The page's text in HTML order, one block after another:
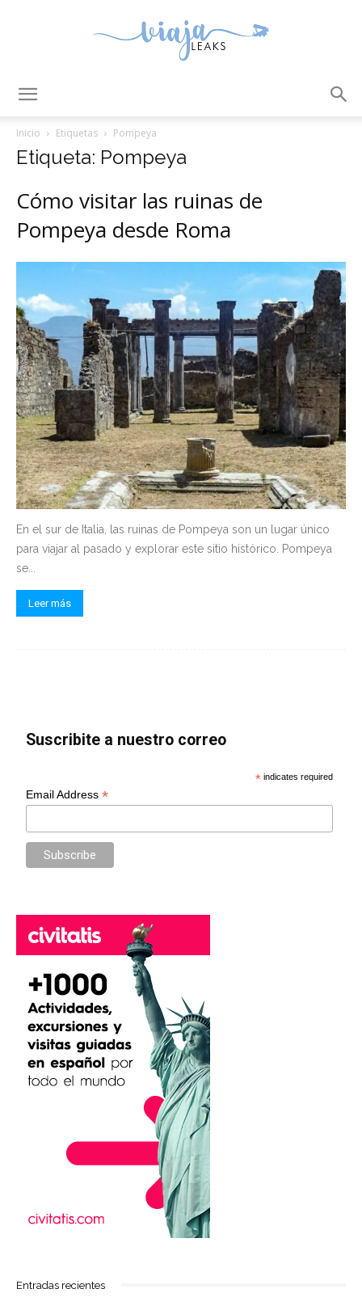
Inicio Etiquetas Pompeya
Etiqueta: Pompeya
Cómo visitar las ruinas de
Pompeya desde Roma
En el sur de Italia, las ruinas de Pompeya son un lugar único
para viajar al pasado y explorar este sitio histórico. Pompeya
se...
Leer más
Suscribite a nuestro correo
* indicates required
Email Address*
Entradas recientes